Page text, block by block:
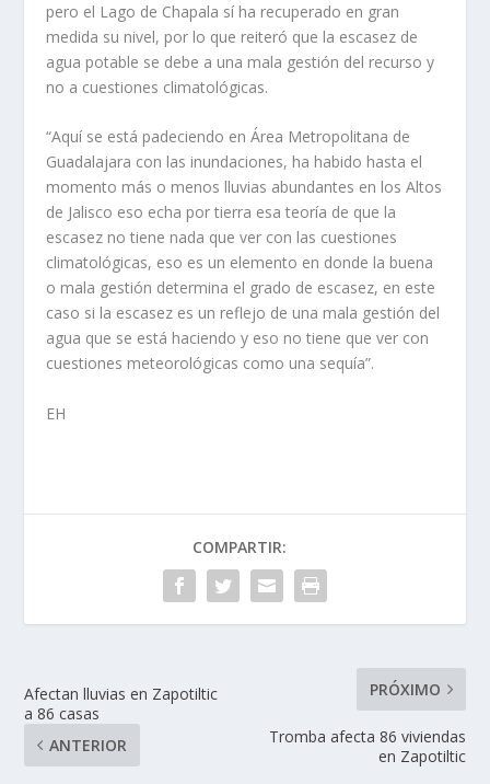
pero el Lago de Chapala sí ha recuperado en gran
medida su nivel, por lo que reiteró que la escasez de
agua potable se debe a una mala gestión del recurso y
no a cuestiones climatológicas.
“Aquí se está padeciendo en Área Metropolitana de
Guadalajara con las inundaciones, ha habido hasta el
momento más o menos lluvias abundantes en los Altos
de Jalisco eso echa por tierra esa teoría de que la
escasez no tiene nada que ver con las cuestiones
climatológicas, eso es un elemento en donde la buena
o mala gestión determina el grado de escasez, en este
caso si la escasez es un reflejo de una mala gestión del
agua que se está haciendo y eso no tiene que ver con
cuestiones meteorológicas como una sequía”.
EH
COMPARTIR:
Afectan lluvias en Zapotiltic
a 86 casas
ANTERIOR
PRÓXIMO
Tromba afecta 86 viviendas
en Zapotiltic